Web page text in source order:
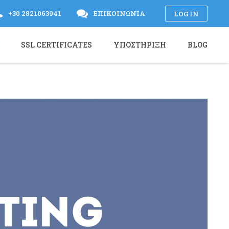
LOG IN
+30 2821063941 ΕΠΙΚΟΙΝΩΝΊΑ
SSL CERTIFICATES ΥΠΟΣΤΉΡΙΞΗ BLOG